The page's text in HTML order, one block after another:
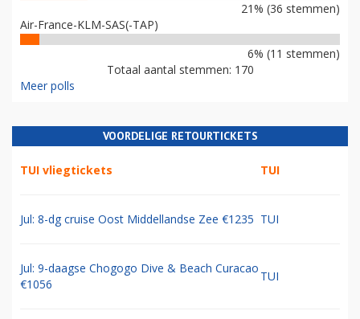
21% (36 stemmen)
Air-France-KLM-SAS(-TAP)
6% (11 stemmen)
Totaal aantal stemmen: 170
Meer polls
VOORDELIGE RETOURTICKETS
TUI vliegtickets TUI
Jul: 8-dg cruise Oost Middellandse Zee €1235 TUI
Jul: 9-daagse Chogogo Dive & Beach Curacao
€1056
TUI